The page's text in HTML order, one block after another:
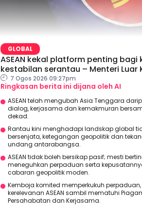
GLOBAL
ASEAN kekal platform penting bagi
kestabilan serantau – Menteri Luar
7 Ogos 2026 09:27pm
Ringkasan berita ini dijana oleh AI
ASEAN telah mengubah Asia Tenggara
dialog, kerjasama dan kemakmuran
dekad.
Rantau kini menghadapi landskap global
bersenjata, ketegangan geopolitik dan
undang antarabangsa.
ASEAN tidak boleh bersikap pasif; mesti
meneguhkan perpaduan serta
cabaran geopolitik moden.
Kemboja komited memperkukuh
kerelevanan ASEAN sambil mematuhi
Persahabatan dan Kerjasama.